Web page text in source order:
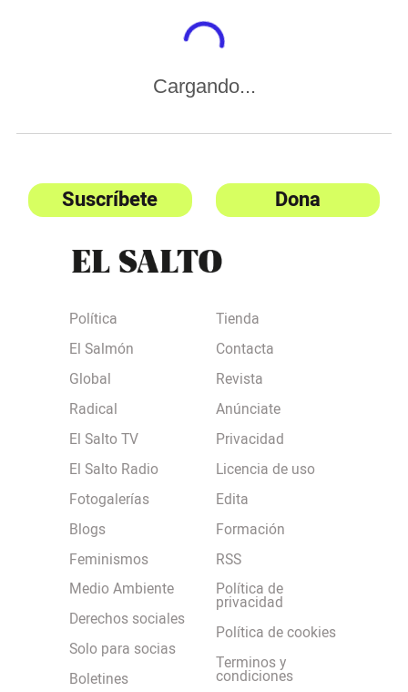
Cargando...
Suscríbete Dona
Política
El Salmón
Global
Radical
El Salto TV
El Salto Radio
Fotogalerías
Blogs
Feminismos
Medio Ambiente
Derechos sociales
Solo para socias
Boletines
Tienda
Contacta
Revista
Anúnciate
Privacidad
Licencia de uso
Edita
Formación
RSS
Política de
privacidad
Política de cookies
Terminos y
condiciones